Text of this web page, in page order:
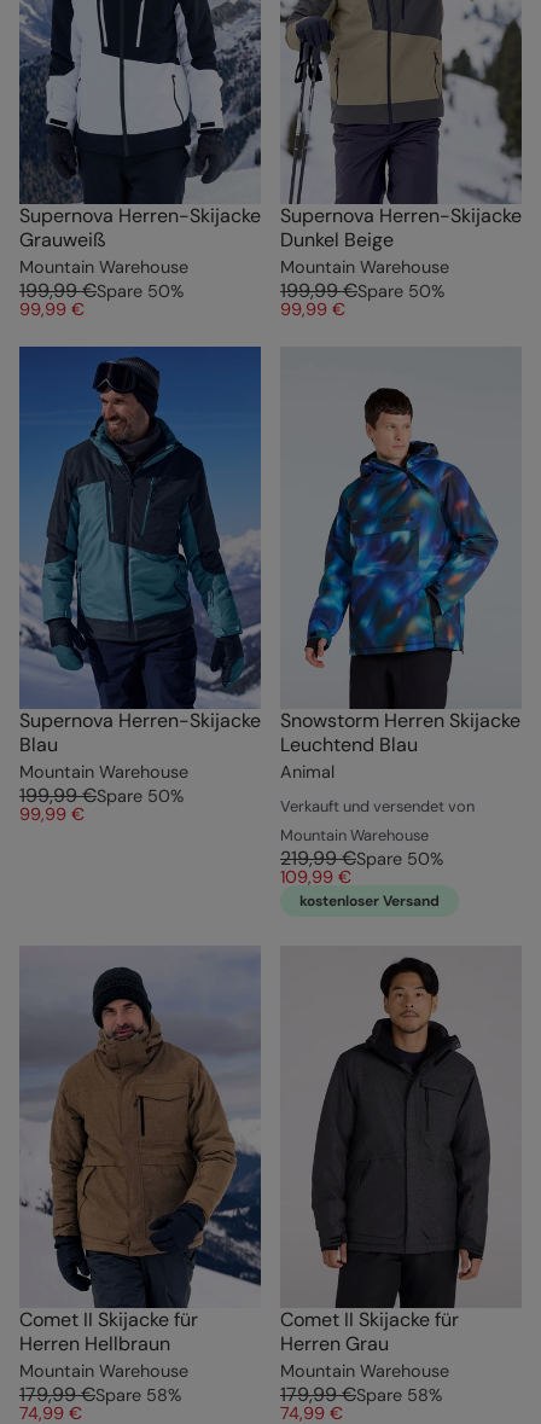
Supernova Herren-Skijacke
Grauweiß
Mountain Warehouse
199,99 €Spare 50%
99,99 €
Supernova Herren-Skijacke
Dunkel Beige
Mountain Warehouse
199,99 €Spare 50%
99,99 €
Supernova Herren-Skijacke
Blau
Mountain Warehouse
199,99 €Spare 50%
99,99 €
Snowstorm Herren Skijacke
Leuchtend Blau
Animal
Verkauft und versendet von
Mountain Warehouse
219,99 €Spare 50%
109,99 €
kostenloser Versand
Comet II Skijacke für
Herren Hellbraun
Mountain Warehouse
179,99 €Spare 58%
74,99 €
Comet II Skijacke für
Herren Grau
Mountain Warehouse
179,99 €Spare 58%
74,99 €